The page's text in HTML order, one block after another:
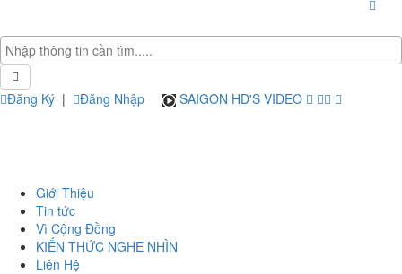
Đăng Ký | Đăng Nhập SAIGON HD'S VIDEO
Giới Thiệu
Tin tức
Vì Cộng Đồng
KIẾN THỨC NGHE NHÌN
Liên Hệ